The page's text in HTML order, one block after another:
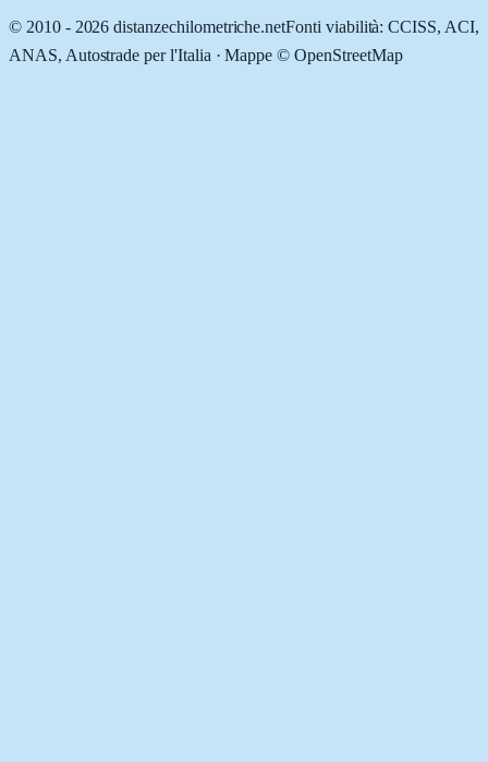
© 2010 - 2026 distanzechilometriche.netFonti viabilità: CCISS, ACI,
ANAS, Autostrade per l'Italia · Mappe © OpenStreetMap